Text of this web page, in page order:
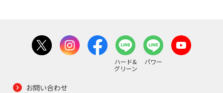
ハード&
グリーン
パワー
お問い合わせ